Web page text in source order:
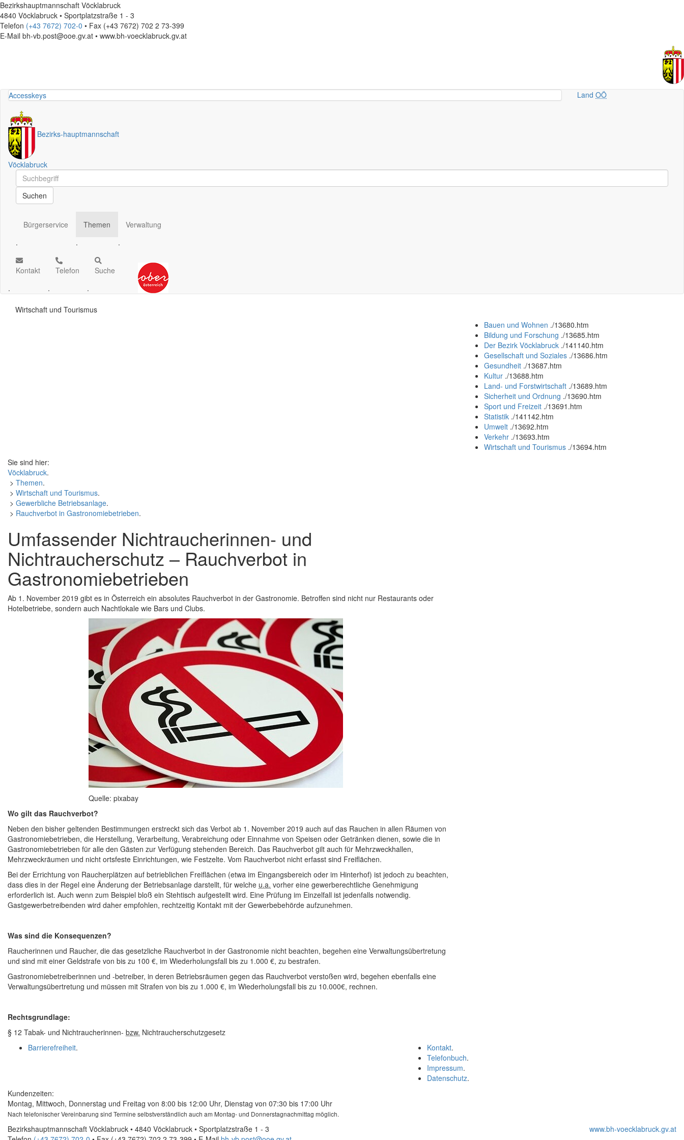
Bezirkshauptmannschaft Vöcklabruck
4840 Vöcklabruck • Sportplatzstraße 1 - 3
Telefon (+43 7672) 702-0 • Fax (+43 7672) 702 2 73-399
E-Mail bh-vb.post@ooe.gv.at • www.bh-voecklabruck.gv.at
Accesskeys LandOÖ
Bezirks-hauptmannschaft
Vöcklabruck
Schnellsuche
Schnellsuche
Suchen
Bürgerservice
.
Themen
.
Verwaltung
.
Kontakt
.
Telefon
.
Suche
.
Wirtschaft und Tourismus
Bauen und Wohnen ./13680.htm
Bildung und Forschung ./13685.htm
Der Bezirk Vöcklabruck ./141140.htm
Gesellschaft und Soziales ./13686.htm
Gesundheit ./13687.htm
Kultur ./13688.htm
Land- und Forstwirtschaft ./13689.htm
Sicherheit und Ordnung ./13690.htm
Sport und Freizeit ./13691.htm
Statistik ./141142.htm
Umwelt ./13692.htm
Verkehr ./13693.htm
Wirtschaft und Tourismus ./13694.htm
Sie sind hier:
Vöcklabruck.
> Themen.
> Wirtschaft und Tourismus.
> Gewerbliche Betriebsanlage.
> Rauchverbot in Gastronomiebetrieben.
Umfassender Nichtraucherinnen- und
Nichtraucherschutz – Rauchverbot in
Gastronomiebetrieben
Ab 1. November 2019 gibt es in Österreich ein absolutes Rauchverbot in der Gastronomie. Betroffen sind nicht nur Restaurants oder
Hotelbetriebe, sondern auch Nachtlokale wie Bars und Clubs.
Quelle: pixabay
Wo gilt das Rauchverbot?
Neben den bisher geltenden Bestimmungen erstreckt sich das Verbot ab 1. November 2019 auch auf das Rauchen in allen Räumen von
Gastronomiebetrieben, die Herstellung, Verarbeitung, Verabreichung oder Einnahme von Speisen oder Getränken dienen, sowie die in
Gastronomiebetrieben für alle den Gästen zur Verfügung stehenden Bereich. Das Rauchverbot gilt auch für Mehrzweckhallen,
Mehrzweckräumen und nicht ortsfeste Einrichtungen, wie Festzelte. Vom Rauchverbot nicht erfasst sind Freiflächen.
Bei der Errichtung von Raucherplätzen auf betrieblichen Freiflächen (etwa im Eingangsbereich oder im Hinterhof) ist jedoch zu beachten,
dass dies in der Regel eine Änderung der Betriebsanlage darstellt, für welche u.a. vorher eine gewerberechtliche Genehmigung
erforderlich ist. Auch wenn zum Beispiel bloß ein Stehtisch aufgestellt wird. Eine Prüfung im Einzelfall ist jedenfalls notwendig.
Gastgewerbetreibenden wird daher empfohlen, rechtzeitig Kontakt mit der Gewerbebehörde aufzunehmen.
Was sind die Konsequenzen?
Raucherinnen und Raucher, die das gesetzliche Rauchverbot in der Gastronomie nicht beachten, begehen eine Verwaltungsübertretung
und sind mit einer Geldstrafe von bis zu 100 €, im Wiederholungsfall bis zu 1.000 €, zu bestrafen.
Gastronomiebetreiberinnen und -betreiber, in deren Betriebsräumen gegen das Rauchverbot verstoßen wird, begehen ebenfalls eine
Verwaltungsübertretung und müssen mit Strafen von bis zu 1.000 €, im Wiederholungsfall bis zu 10.000€, rechnen.
Rechtsgrundlage:
§ 12 Tabak- und Nichtraucherinnen- bzw. Nichtraucherschutzgesetz
Kontakt.
Telefonbuch.
Impressum.
Datenschutz.
Barrierefreiheit.
Kundenzeiten:
Montag, Mittwoch, Donnerstag und Freitag von 8:00 bis 12:00 Uhr, Dienstag von 07:30 bis 17:00 Uhr
Nach telefonischer Vereinbarung sind Termine selbstverständlich auch am Montag- und Donnerstagnachmittag möglich.
Bezirkshauptmannschaft Vöcklabruck • 4840 Vöcklabruck • Sportplatzstraße 1 - 3
www.bh-voecklabruck.gv.at